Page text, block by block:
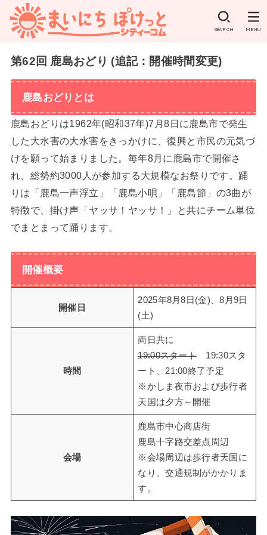
SEARCH MENU
第62回 鹿島おどり (追記：開催時間変更)
鹿島おどりとは
鹿島おどりは1962年(昭和37年)7月8日に鹿島市で発生
した大水害の大水害をきっかけに、復興と市民の元気づ
けを願って始まりました。毎年8月に鹿島市で開催さ
れ、総勢約3000人が参加する大規模なお祭りです。踊
りは「鹿島一声浮立」「鹿島小唄」「鹿島節」の3曲が
特徴で、掛け声「ヤッサ！ヤッサ！」と共にチーム単位
でまとまって踊ります。
開催概要
開催日
2025年8月8日(金)、8月9日
(土)
時間
両日共に
19:00スタート 19:30スタ
ート、21:00終了予定
※かしま夜市および歩行者
天国は夕方～開催
会場
鹿島市中心商店街
鹿島十字路交差点周辺
※会場周辺は歩行者天国に
なり、交通規制がかかりま
す。